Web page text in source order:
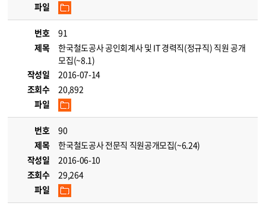
파일
번호
91
제목
한국철도공사 공인회계사 및 IT 경력직(정규직) 직원 공개
모집(~8.1)
작성일
2016-07-14
조회수
20,892
파일
번호
90
제목
한국철도공사 전문직 직원공개모집(~6.24)
작성일
2016-06-10
조회수
29,264
파일